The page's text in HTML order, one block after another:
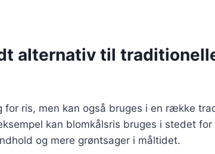
alternativ til
for ris, men kan også bruges i en række
kan blomkålsris bruges i stedet for
og mere grøntsager i måltidet.